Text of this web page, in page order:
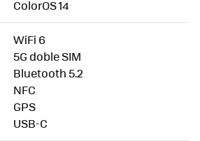
ColorOS 14
WiFi 6
5G doble SIM
Bluetooth 5.2
NFC
GPS
USB-C